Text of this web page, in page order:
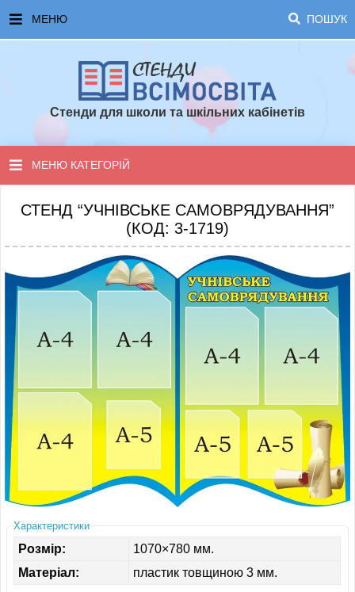
МЕНЮ ПОШУК
ЧАСТІ ЗАПИТАННЯ ТА ВІДПОВІДІ
ТОПОВІ ПРОПОЗИЦІЇ
Стенди для школи та шкільних кабінетів
МЕНЮ КАТЕГОРІЙ
СТЕНДИ ДЛЯ НУШ
СТЕНДИ ДЛЯ ПОЧАТКОВОЇ ШКОЛИ
СТЕНДИ ДЛЯ КАБІНЕТІВ
СТЕНД “УЧНІВСЬКЕ САМОВРЯДУВАННЯ”
(КОД: 3-1719)
Характеристики
Розмір:
1070×780 мм.
Матеріал:
пластик товщиною 3 мм.